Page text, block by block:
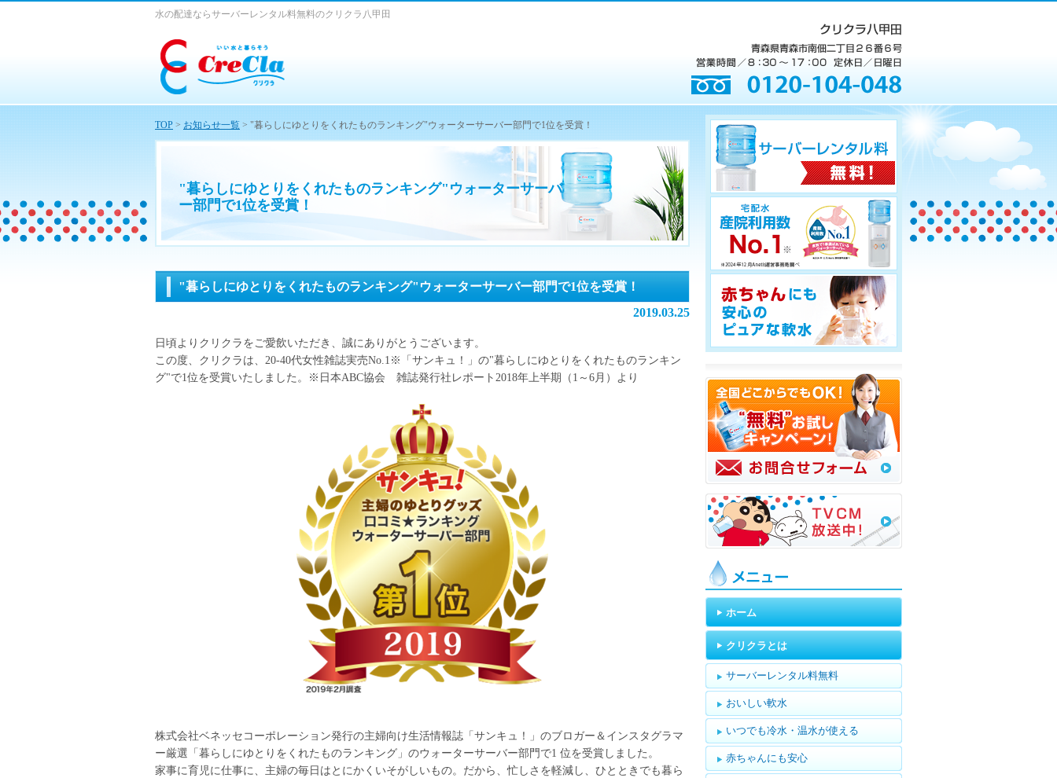
"暮らしにゆとりをくれたものランキング"ウォーターサーバ
ー部門で1位を受賞！
水の配達ならサーバーレンタル料無料のクリクラ八甲田
"暮らしにゆとりをくれたものランキング"ウォーターサーバー部門で1位を受賞！
2019.03.25
日頃よりクリクラをご愛飲いただき、誠にありがとうございます。
この度、クリクラは、20-40代女性雑誌実売No.1※「サンキュ！」の"暮らしにゆとりをくれたものランキン
グ"で1位を受賞いたしました。※日本ABC協会 雑誌発行社レポート2018年上半期（1～6月）より
株式会社ベネッセコーポレーション発行の主婦向け生活情報誌「サンキュ！」のブロガー＆インスタグラマ
ー厳選「暮らしにゆとりをくれたものランキング」のウォーターサーバー部門で1 位を受賞しました。
家事に育児に仕事に、主婦の毎日はとにかくいそがしいもの。だから、忙しさを軽減し、ひとときでも暮ら
TOP > お知らせ一覧 > "暮らしにゆとりをくれたものランキング"ウォーターサーバー部門で1位を受賞！
メニュー
ホーム
クリクラとは
サーバーレンタル料無料
おいしい軟水
いつでも冷水・温水が使える
赤ちゃんにも安心